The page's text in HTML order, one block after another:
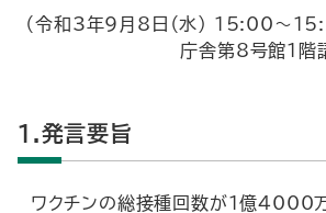
（令和3年9月8日（水） 15:00～
庁舎第8号館1階
1.発言要旨
ワクチンの総接種回数が１億4000